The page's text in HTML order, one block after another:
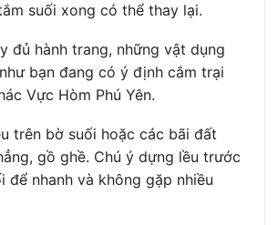
suối xong có thể thay lại.
đủ hành trang, những vật dụng
bạn đang có ý định cắm trại
Vực Hòm Phú Yên.
trên bờ suối hoặc các bãi đất
gồ ghề. Chú ý dựng lều trước
để nhanh và không gặp nhiều